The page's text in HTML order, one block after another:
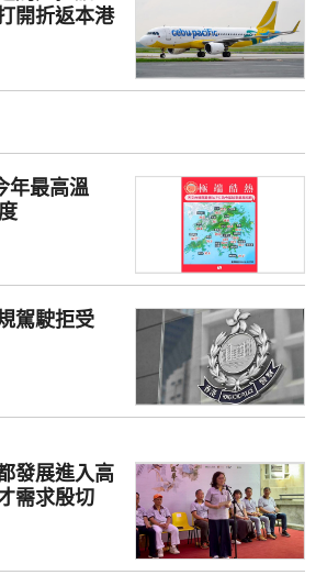
開折返本港
年最高溫
度
駕駛拒受
發展進入高
需求殷切